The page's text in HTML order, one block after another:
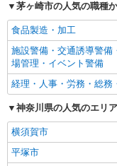
茅ヶ崎市の人気の職種
食品製造・加工
施設警備・交通誘導警備
場管理・イベント警備
経理・人事・労務・総務
神奈川県の人気のエリ
横須賀市
平塚市